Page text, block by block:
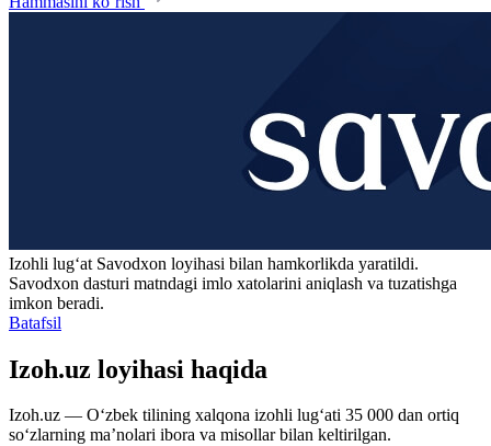
Izohli lugʻat Savodxon loyihasi bilan hamkorlikda yaratildi.
Savodxon dasturi matndagi imlo xatolarini aniqlash va tuzatishga
imkon beradi.
Batafsil
Izoh.uz loyihasi haqida
Izoh.uz — O‘zbek tilining xalqona izohli lug‘ati 35 000 dan ortiq
so‘zlarning ma’nolari ibora va misollar bilan keltirilgan.